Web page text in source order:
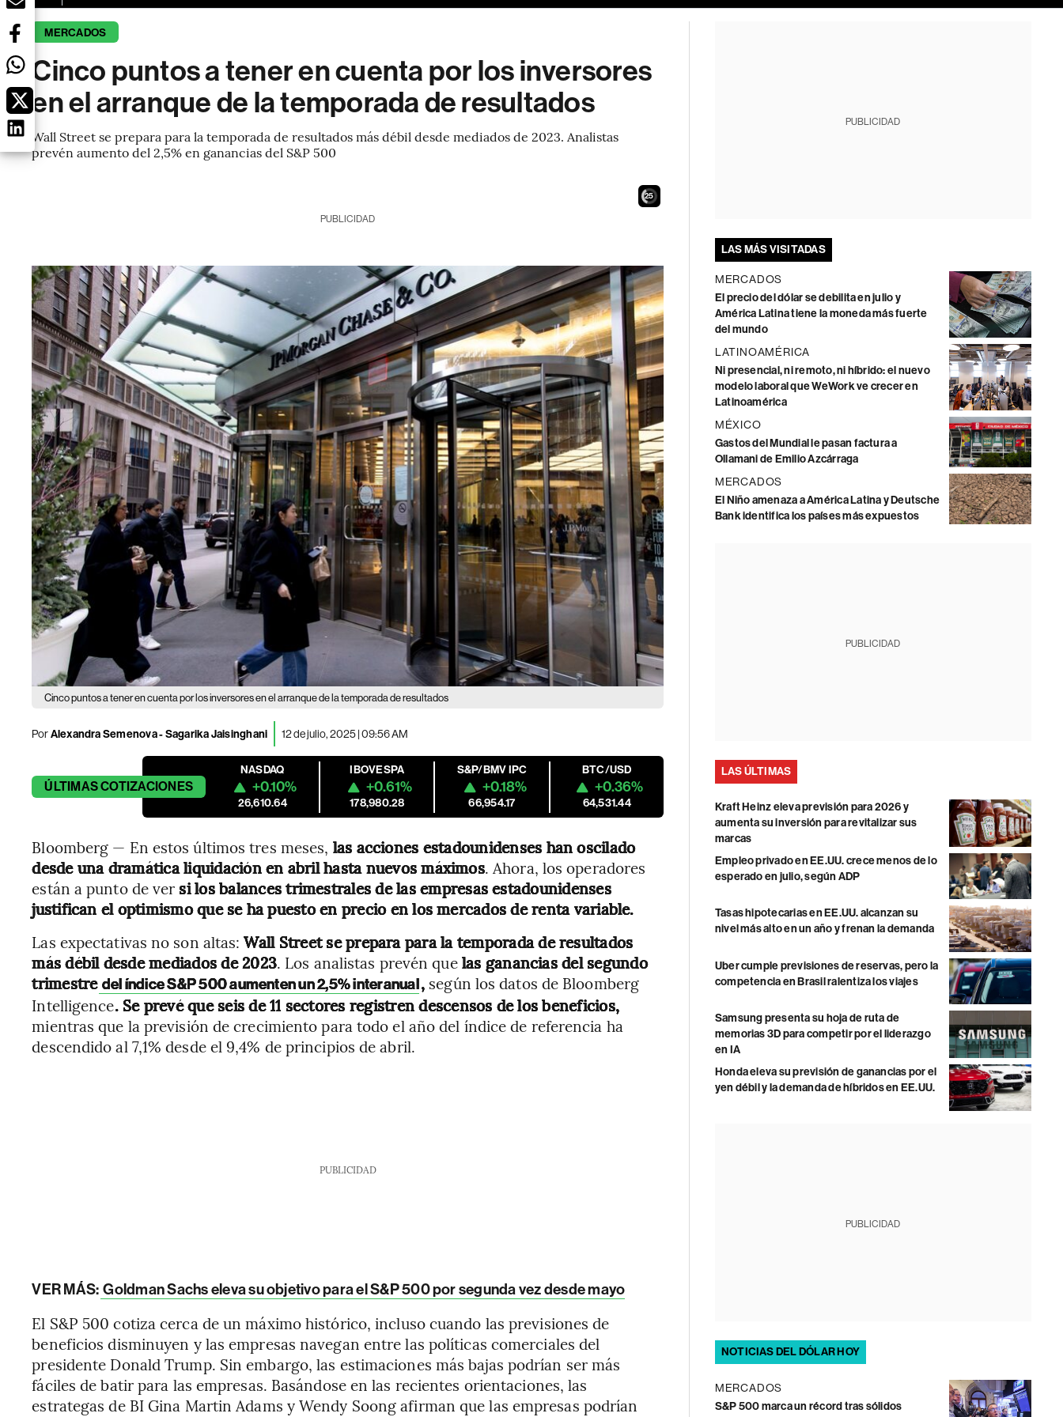
MERCADOS
Cinco puntos a tener en cuenta por los inversores
en el arranque de la temporada de resultados
Wall Street se prepara para la temporada de resultados más débil desde mediados de 2023. Analistas
prevén aumento del 2,5% en ganancias del S&P 500
23
PUBLICIDAD
Cinco puntos a tener en cuenta por los inversores en el arranque de la temporada de resultados
PorAlexandra Semenova - Sagarika Jaisinghani 12 de julio, 2025 | 09:56 AM
ÚLTIMASCOTIZACIONES
NASDAQ
+0.10%
26,610.64
IBOVESPA
+0.61%
178,980.28
S&P/BMV IPC
+0.18%
66,954.17
BTC/USD
+0.36%
64,531.44
Bloomberg — En estos últimos tres meses, las acciones estadounidenses han oscilado
desde una dramática liquidación en abril hasta nuevos máximos. Ahora, los operadores
están a punto de ver si los balances trimestrales de las empresas estadounidenses
justifican el optimismo que se ha puesto en precio en los mercados de renta variable.
Las expectativas no son altas:Wall Street se prepara para la temporada de resultados
más débil desde mediados de 2023. Los analistas prevén quelas ganancias del segundo
trimestre del índice S&P 500 aumenten un 2,5% interanual, según los datos de Bloomberg
Intelligence. Se prevé que seis de 11 sectores registren descensos de los beneficios,
mientras que la previsión de crecimiento para todo el año del índice de referencia ha
descendido al 7,1% desde el 9,4% de principios de abril.
PUBLICIDAD
VER MÁS: Goldman Sachs eleva su objetivo para el S&P 500 por segunda vez desde mayo
El S&P 500 cotiza cerca de un máximo histórico, incluso cuando las previsiones de
beneficios disminuyen y las empresas navegan entre las políticas comerciales del
presidente Donald Trump. Sin embargo, las estimaciones más bajas podrían ser más
fáciles de batir para las empresas. Basándose en las recientes orientaciones, las
estrategas de BI Gina Martin Adams y Wendy Soong afirman que las empresas podrían
PUBLICIDAD
LAS MÁS VISITADAS
MERCADOS
El precio del dólar se debilita en julio y
América Latina tiene la moneda más fuerte
del mundo
LATINOAMÉRICA
Ni presencial, ni remoto, ni híbrido: el nuevo
modelo laboral que WeWork ve crecer en
Latinoamérica
MÉXICO
Gastos del Mundial le pasan factura a
Ollamani de Emilio Azcárraga
MERCADOS
El Niño amenaza a América Latina y Deutsche
Bank identifica los países más expuestos
PUBLICIDAD
LAS ÚLTIMAS
Kraft Heinz eleva previsión para 2026 y
aumenta su inversión para revitalizar sus
marcas
Empleo privado en EE.UU. crece menos de lo
esperado en julio, según ADP
Tasas hipotecarias en EE.UU. alcanzan su
nivel más alto en un año y frenan la demanda
Uber cumple previsiones de reservas, pero la
competencia en Brasil ralentiza los viajes
Samsung presenta su hoja de ruta de
memorias 3D para competir por el liderazgo
en IA
Honda eleva su previsión de ganancias por el
yen débil y la demanda de híbridos en EE.UU.
PUBLICIDAD
NOTICIAS DEL DÓLAR HOY
MERCADOS
S&P 500 marca un récord tras sólidos